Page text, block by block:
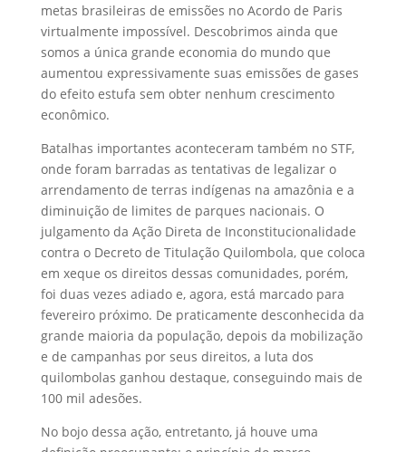
metas brasileiras de emissões no Acordo de Paris
virtualmente impossível. Descobrimos ainda que
somos a única grande economia do mundo que
aumentou expressivamente suas emissões de gases
do efeito estufa sem obter nenhum crescimento
econômico.
Batalhas importantes aconteceram também no STF,
onde foram barradas as tentativas de legalizar o
arrendamento de terras indígenas na amazônia e a
diminuição de limites de parques nacionais. O
julgamento da Ação Direta de Inconstitucionalidade
contra o Decreto de Titulação Quilombola, que coloca
em xeque os direitos dessas comunidades, porém,
foi duas vezes adiado e, agora, está marcado para
fevereiro próximo. De praticamente desconhecida da
grande maioria da população, depois da mobilização
e de campanhas por seus direitos, a luta dos
quilombolas ganhou destaque, conseguindo mais de
100 mil adesões.
No bojo dessa ação, entretanto, já houve uma